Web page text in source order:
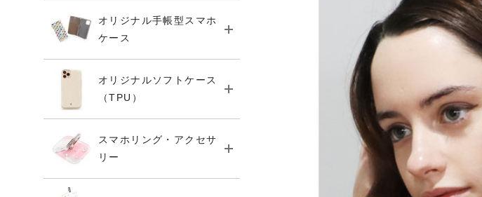
オリジナル手帳型スマホ
ケース
オリジナルソフトケース
（TPU）
スマホリング・アクセサ
リー